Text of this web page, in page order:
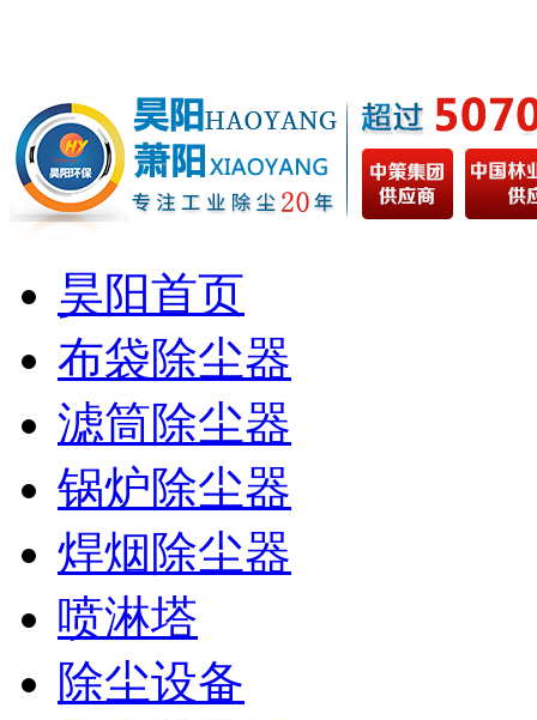
昊阳首页
布袋除尘器
滤筒除尘器
锅炉除尘器
焊烟除尘器
喷淋塔
除尘设备